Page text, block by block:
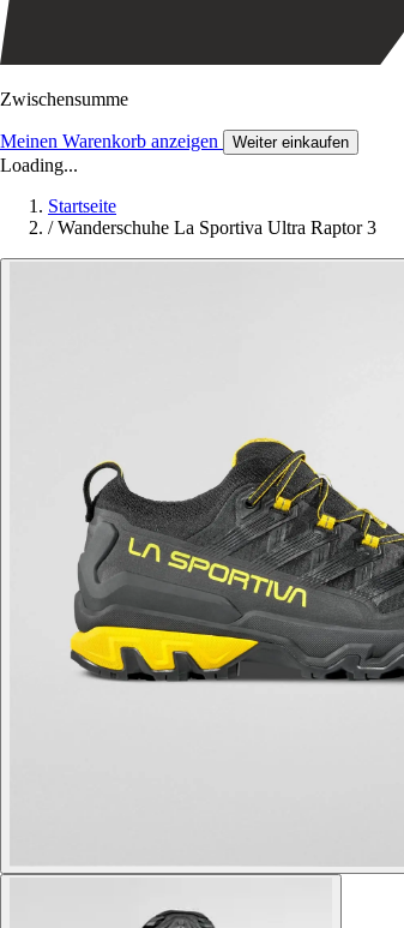
Zwischensumme
Meinen Warenkorb anzeigen Weiter einkaufen
Loading...
Startseite
/ Wanderschuhe La Sportiva Ultra Raptor 3